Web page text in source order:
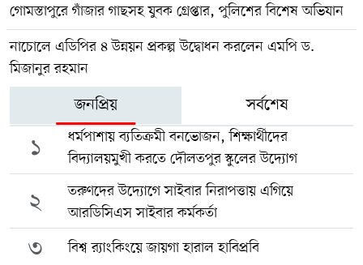
গোমস্তাপুরে গাঁজার গাছসহ যুবক গ্রেপ্তার, পুলিশের বিশেষ অভিযান
নাচোলে এডিপির ৪ উন্নয়ন প্রকল্প উদ্বোধন করলেন এমপি ড.
মিজানুর রহমান
জনপ্রিয় সর্বশেষ
১
ধর্মপাশায় ব্যতিক্রমী বনভোজন, শিক্ষার্থীদের
বিদ্যালয়মুখী করতে দৌলতপুর স্কুলের উদ্যোগ
২
তরুণদের উদ্যোগে সাইবার নিরাপত্তায় এগিয়ে
আরডিসিএস সাইবার কর্মকর্তা
৩ বিশ্ব র‍্যাংকিংয়ে জায়গা হারাল হাবিপ্রবি